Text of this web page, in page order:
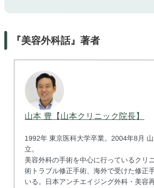
『美容外科話』著者
山本 豊【山本クリニック院長】
1992年 東京医科大学卒業。2004年8月
立。
美容外科の手術を中心に行っているクリ
術トラブル修正手術、海外で受けた修正
いる。日本アンチエイジング外科・美容